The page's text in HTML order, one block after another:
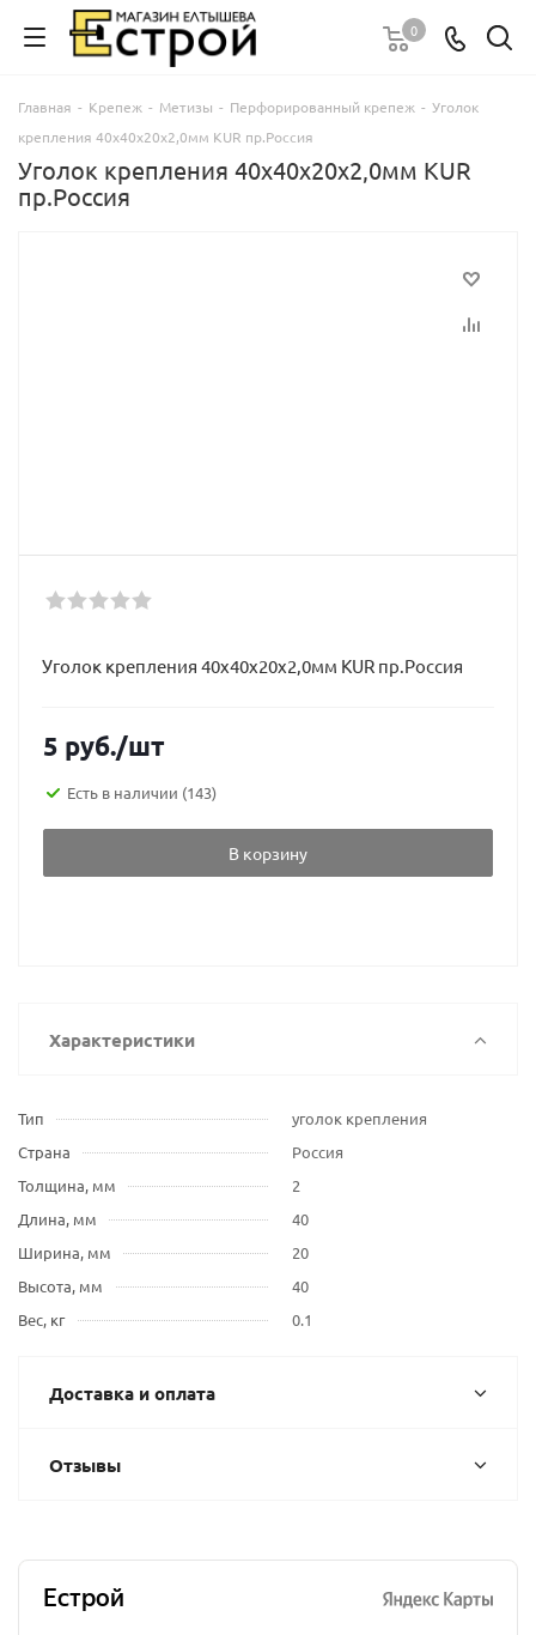
0
Главная - Крепеж - Метизы - Перфорированный крепеж - Уголок
крепления 40х40х20х2,0мм KUR пр.Россия
Уголок крепления 40х40х20х2,0мм KUR
пр.Россия
Уголок крепления 40х40х20х2,0мм KUR пр.Россия
5 руб./шт
Есть в наличии (143)
В корзину
Характеристики
Тип
уголок крепления
Страна
Россия
Толщина, мм
2
Длина, мм
40
Ширина, мм
20
Высота, мм
40
Вес, кг
0.1
Доставка и оплата
Отзывы